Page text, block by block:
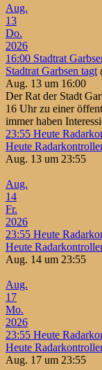
Aug.
13
Do.
2026
16:00 Stadtrat
Stadtrat Garbsen tagt
Aug. 13 um 16:00
Der Rat der Stadt
16 Uhr zu einer
immer haben
23:55 Heute
Heute
Aug. 13 um 23:55
Aug.
14
Fr.
2026
23:55 Heute
Heute
Aug. 14 um 23:55
Aug.
17
Mo.
2026
23:55 Heute
Heute
Aug. 17 um 23:55